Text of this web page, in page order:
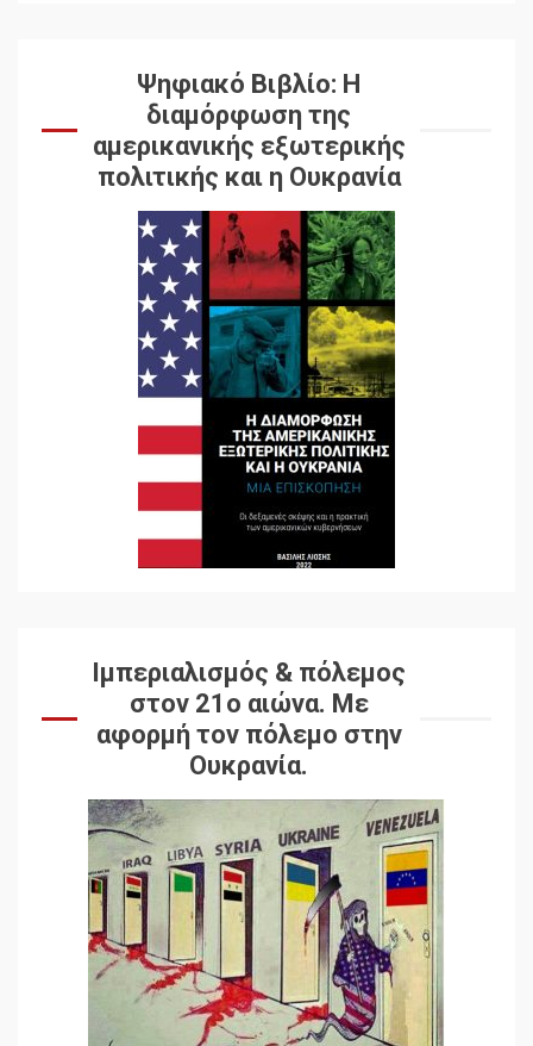
Ψηφιακό Βιβλίο: Η
διαμόρφωση της
αμερικανικής εξωτερικής
πολιτικής και η Ουκρανία
Ιμπεριαλισμός & πόλεμος
στον 21ο αιώνα. Mε
αφορμή τον πόλεμο στην
Ουκρανία.